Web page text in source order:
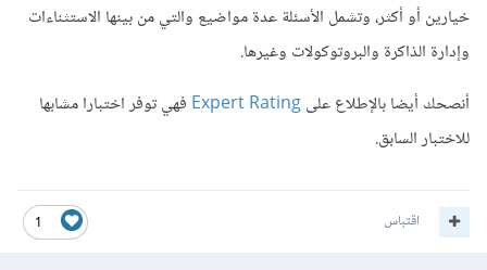
خيارين أو أكثر، وتشمل الأسئلة عدة مواضيع والتي من بينها الاستثناءات
وإدارة الذاكرة والبروتوكولات وغيرها.
أنصحك أيضا بالإطلاع علىExpert Ratingفهي توفر اختبارا مشابها
للاختبار السابق.
1 اقتباس